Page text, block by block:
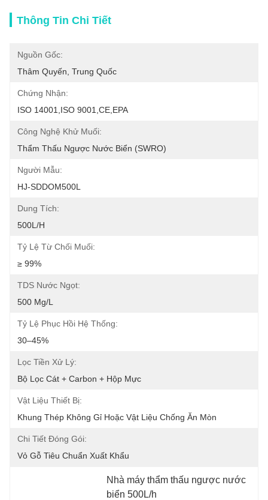
Thông Tin Chi Tiết
Nguồn Gốc:
Thâm Quyến, Trung Quốc
Chứng Nhận:
ISO 14001,ISO 9001,CE,EPA
Công Nghệ Khử Muối:
Thẩm Thấu Ngược Nước Biển (SWRO)
Người Mẫu:
HJ-SDDOM500L
Dung Tích:
500L/h
Tỷ Lệ Từ Chối Muối:
≥ 99%
TDS Nước Ngọt:
500 Mg/L
Tỷ Lệ Phục Hồi Hệ Thống:
30–45%
Lọc Tiền Xử Lý:
Bộ Lọc Cát + Carbon + Hộp Mực
Vật Liệu Thiết Bị:
Khung Thép Không Gỉ Hoặc Vật Liệu Chống Ăn Mòn
Chi Tiết Đóng Gói:
Vỏ Gỗ Tiêu Chuẩn Xuất Khẩu
Nhà máy thẩm thấu ngược nước
biển 500L/h